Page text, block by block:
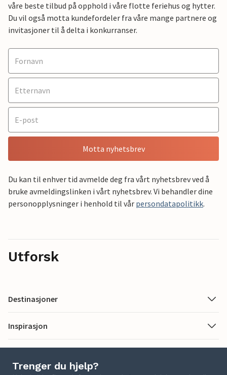
våre beste tilbud på opphold i våre flotte feriehus og hytter.
Du vil også motta kundefordeler fra våre mange partnere og
invitasjoner til å delta i konkurranser.
Motta nyhetsbrev
Du kan til enhver tid avmelde deg fra vårt nyhetsbrev ved å
bruke avmeldingslinken i vårt nyhetsbrev. Vi behandler dine
personopplysninger i henhold til vår persondatapolitikk.
Utforsk
Destinasjoner
Inspirasjon
Trenger du hjelp?